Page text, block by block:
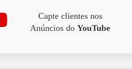
Capte clientes nos
Anúncios doYouTube